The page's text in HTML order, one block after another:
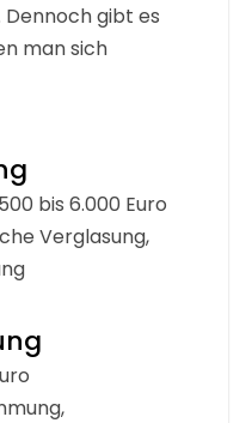
gibt es
man sich
bis 6.000 Euro
Verglasung,